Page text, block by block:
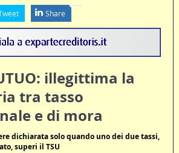
Share
illegittima la
tra tasso
e di mora
dichiarata solo quando uno dei due tassi,
superi il TSU